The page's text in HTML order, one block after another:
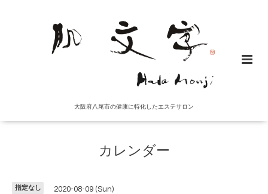
大阪府八尾市の健康に特化したエステサロン
カレンダー
指定なし 2020-08-09 (Sun)